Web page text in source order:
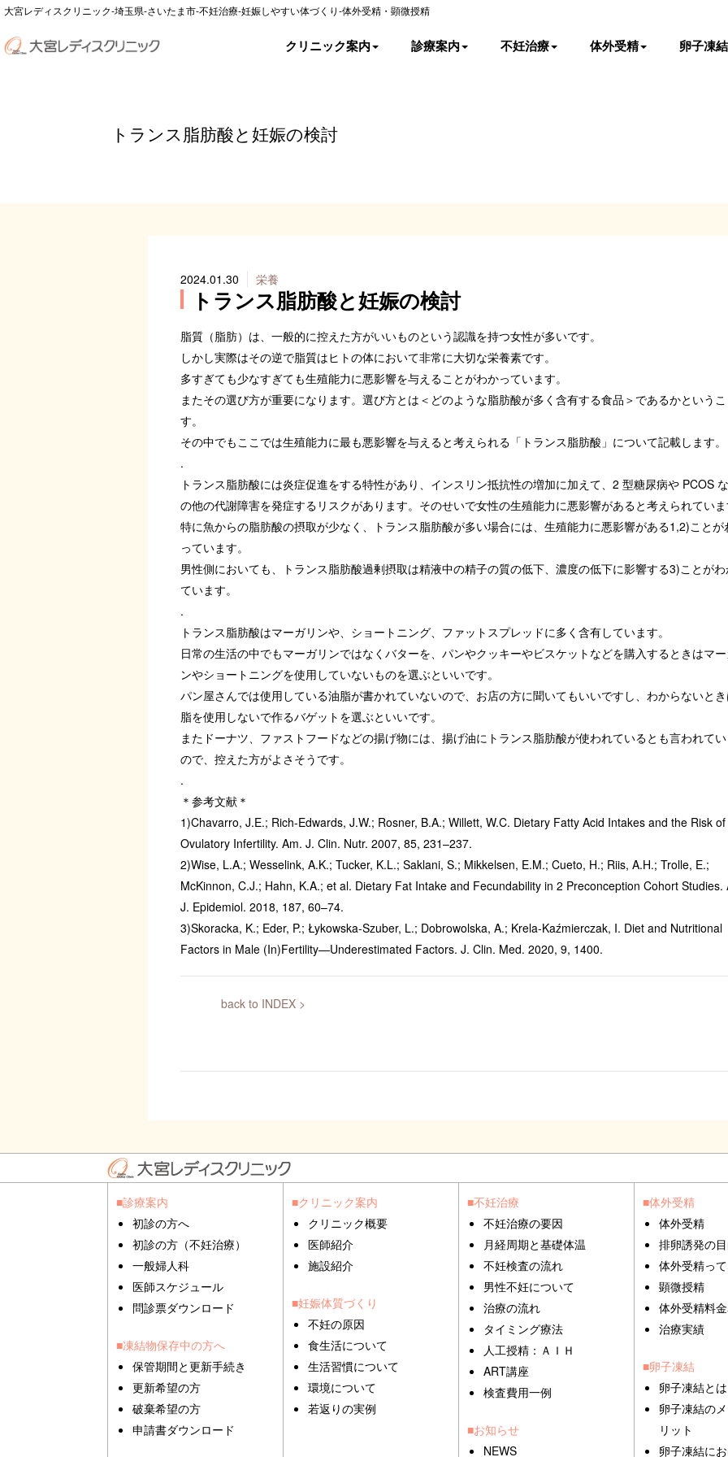
大宮レディスクリニック-埼玉県-さいたま市-不妊治療-妊娠しやすい体づくり-体外受精・顕微授精
クリニック案内 診療案内 不妊治療 体外受精 卵子凍結
トランス脂肪酸と妊娠の検討
2024.01.30 栄養
トランス脂肪酸と妊娠の検討
脂質（脂肪）は、一般的に控えた方がいいものという認識を持つ女性が多いです。
しかし実際はその逆で脂質はヒトの体において非常に大切な栄養素です。
多すぎても少なすぎても生殖能力に悪影響を与えることがわかっています。
またその選び方が重要になります。選び方とは＜どのような脂肪酸が多く含有する食品＞であるかという
す。
その中でもここでは生殖能力に最も悪影響を与えると考えられる「トランス脂肪酸」について記載します。
.
トランス脂肪酸には炎症促進をする特性があり、インスリン抵抗性の増加に加えて、2 型糖尿病や PCOS
の他の代謝障害を発症するリスクがあります。そのせいで女性の生殖能力に悪影響があると考えられていま
特に魚からの脂肪酸の摂取が少なく、トランス脂肪酸が多い場合には、生殖能力に悪影響がある1,2)ことが
っています。
男性側においても、トランス脂肪酸過剰摂取は精液中の精子の質の低下、濃度の低下に影響する3)ことがわ
ています。
.
トランス脂肪酸はマーガリンや、ショートニング、ファットスプレッドに多く含有しています。
日常の生活の中でもマーガリンではなくバターを、パンやクッキーやビスケットなどを購入するときはマー
ンやショートニングを使用していないものを選ぶといいです。
パン屋さんでは使用している油脂が書かれていないので、お店の方に聞いてもいいですし、わからないと
脂を使用しないで作るバゲットを選ぶといいです。
またドーナツ、ファストフードなどの揚げ物には、揚げ油にトランス脂肪酸が使われているとも言われて
ので、控えた方がよさそうです。
.
＊参考文献＊
1)Chavarro, J.E.; Rich-Edwards, J.W.; Rosner, B.A.; Willett, W.C. Dietary Fatty Acid Intakes and the Risk of
Ovulatory Infertility. Am. J. Clin. Nutr. 2007, 85, 231–237.
2)Wise, L.A.; Wesselink, A.K.; Tucker, K.L.; Saklani, S.; Mikkelsen, E.M.; Cueto, H.; Riis, A.H.; Trolle, E.;
McKinnon, C.J.; Hahn, K.A.; et al. Dietary Fat Intake and Fecundability in 2 Preconception Cohort Studies.
J. Epidemiol. 2018, 187, 60–74.
3)Skoracka, K.; Eder, P.; Łykowska-Szuber, L.; Dobrowolska, A.; Krela-Kaźmierczak, I. Diet and Nutritional
Factors in Male (In)Fertility—Underestimated Factors. J. Clin. Med. 2020, 9, 1400.
back to INDEX >
■診療案内
初診の方へ
初診の方（不妊治療）
一般婦人科
医師スケジュール
問診票ダウンロード
■凍結物保存中の方へ
保管期間と更新手続き
更新希望の方
破棄希望の方
申請書ダウンロード
■クリニック案内
クリニック概要
医師紹介
施設紹介
■妊娠体質づくり
不妊の原因
食生活について
生活習慣について
環境について
若返りの実例
■不妊治療
不妊治療の要因
月経周期と基礎体温
不妊検査の流れ
男性不妊について
治療の流れ
タイミング療法
人工授精：ＡＩＨ
ART講座
検査費用一例
■お知らせ
NEWS
■体外受精
体外受精
排卵誘発の
体外受精っ
顕微授精
体外受精料
治療実績
■卵子凍結
卵子凍結とは
卵子凍結の
リット
卵子凍結に